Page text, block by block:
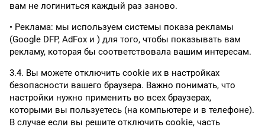
вам не логиниться каждый раз заново.
Реклама: мы используем системы показа рекламы
(Google DFP, AdFox и ) для того, чтобы показывать вам
рекламу, которая бы соответствовала вашим интересам.
3.4. Вы можете отключить cookie их в настройках
безопасности вашего браузера. Важно понимать, что
настройки нужно применить во всех браузерах,
которыми вы пользуетесь (на компьютере и в телефоне).
В случае если вы решите отключить cookiе, часть